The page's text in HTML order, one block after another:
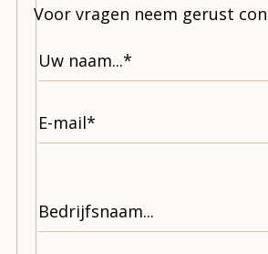
Voor vragen neem gerust